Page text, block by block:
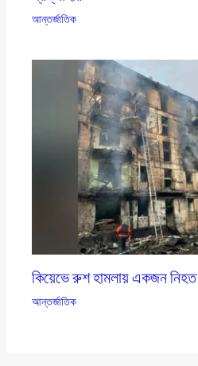
আন্তর্জাতিক
কিয়েভে রুশ হামলায় একজন নিহত
আন্তর্জাতিক